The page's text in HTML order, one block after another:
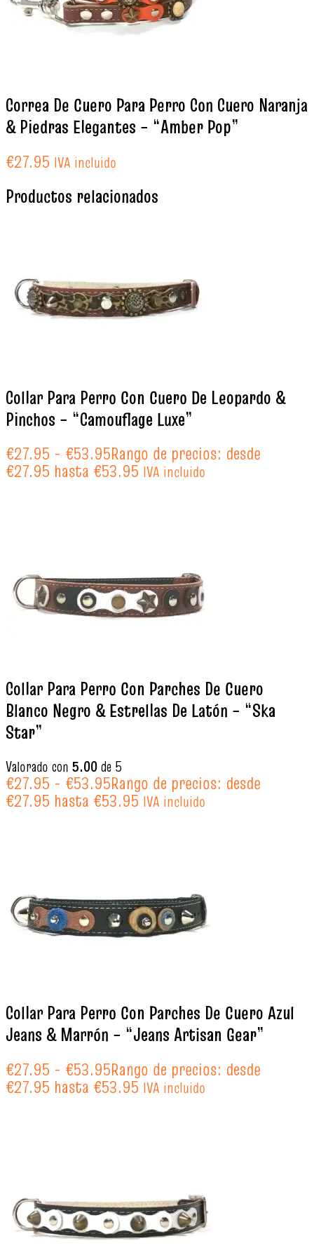
Correa De Cuero Para Perro Con Cuero Naranja
& Piedras Elegantes – “Amber Pop”
€27.95 IVA incluido
Productos relacionados
Collar Para Perro Con Cuero De Leopardo &
Pinchos – “Camouflage Luxe”
€27.95 - €53.95Rango de precios: desde
€27.95 hasta €53.95 IVA incluido
Collar Para Perro Con Parches De Cuero
Blanco Negro & Estrellas De Latón – “Ska
Star”
Valorado con 5.00de 5
€27.95 - €53.95Rango de precios: desde
€27.95 hasta €53.95 IVA incluido
Collar Para Perro Con Parches De Cuero Azul
Jeans & Marrón – “Jeans Artisan Gear”
€27.95 - €53.95Rango de precios: desde
€27.95 hasta €53.95 IVA incluido